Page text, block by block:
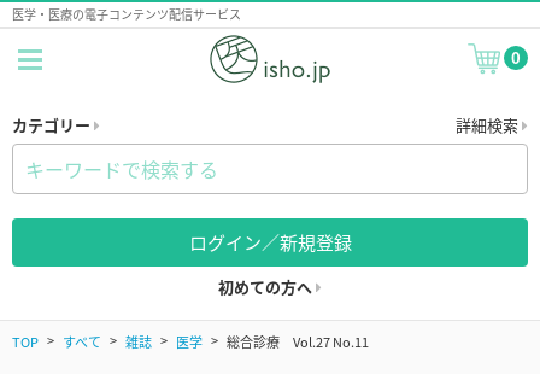
医学・医療の電子コンテンツ配信サービス
0
カテゴリー 詳細検索
ログイン／新規登録
初めての方へ
TOP すべて 雑誌 医学 総合診療 Vol.27 No.11